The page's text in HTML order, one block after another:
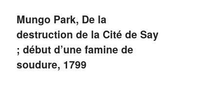
Mungo Park, De la
destruction de la Cité de Say
; début d’une famine de
soudure, 1799